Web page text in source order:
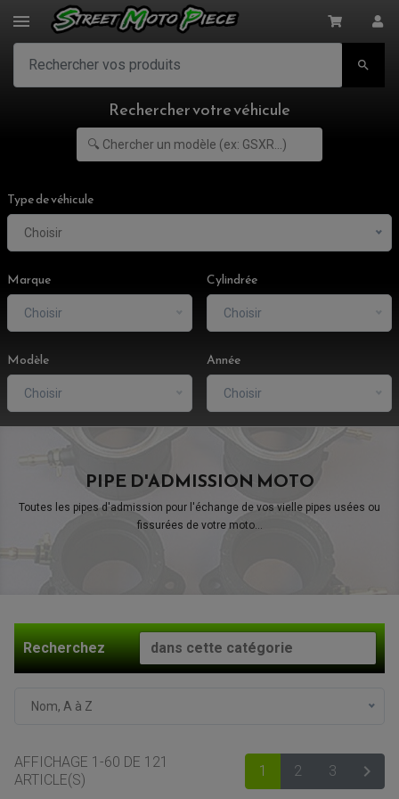

Rechercher votre véhicule
Type de véhicule
Choisir
Marque
Choisir
Cylindrée
Choisir
Modèle
Choisir
Année
Choisir
PIPE D'ADMISSION MOTO
Toutes les pipes d'admission pour l'échange de vos vielle pipes usées ou
fissurées de votre moto...
Recherchez
Nom, A à Z
AFFICHAGE 1-60 DE 121
ARTICLE(S)
1 2 3 